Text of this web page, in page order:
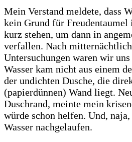
Mein Verstand meldete, dass
kein Grund für
kurz stehen, um dann in
verfallen. Nach
Untersuchungen waren wir
Wasser kam nicht aus einem
der undichten Dusche, die
(papierdünnen) Wand liegt.
Duschrand, meinte mein
würde schon helfen. Und,
Wasser nachgelaufen.